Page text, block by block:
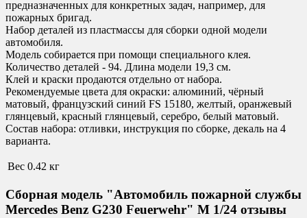
предназначенных для конкретных задач, например, для
пожарных бригад.
Набор деталей из пластмассы для сборки одной модели
автомобиля.
Модель собирается при помощи специального клея.
Количество деталей - 94. Длина модели 19,3 см.
Клей и краски продаются отдельно от набора.
Рекомендуемые цвета для окраски: алюминий, чёрный
матовый, французский синий FS 15180, желтый, оранжевый
глянцевый, красный глянцевый, серебро, белый матовый.
Состав набора: отливки, инструкция по сборке, декаль на 4
варианта.
Вес 0.42 кг
Сборная модель "Автомобиль пожарной службы
Mercedes Benz G230 Feuerwehr" М 1/24 отзывы